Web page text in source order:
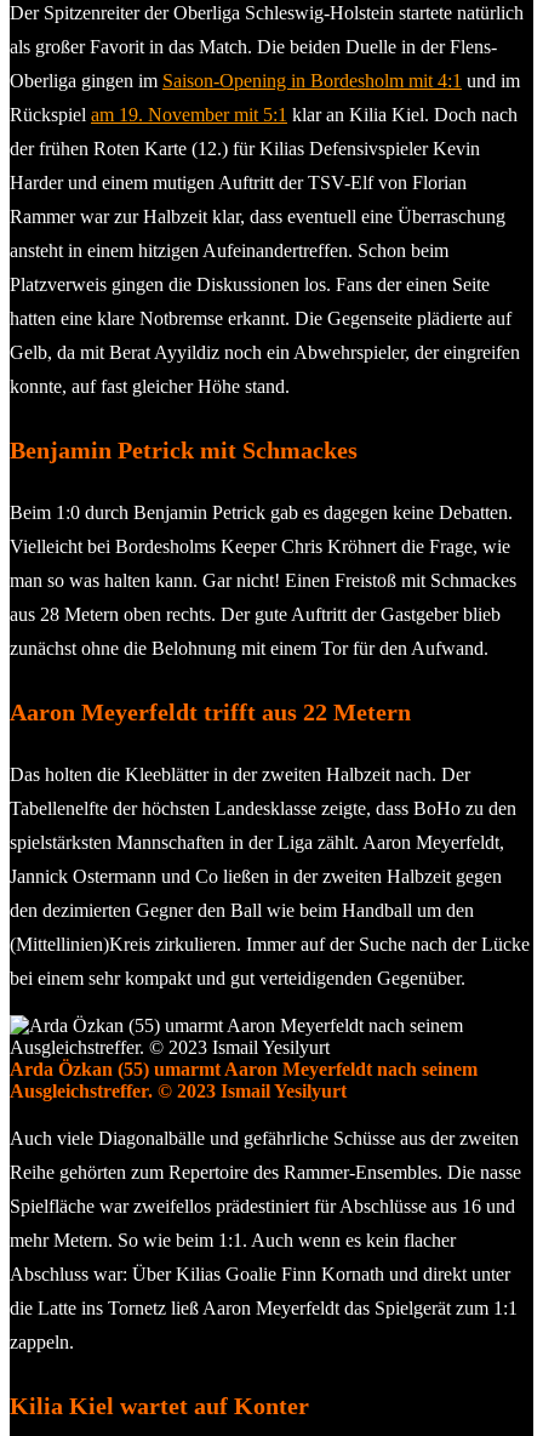
Der Spitzenreiter der Oberliga Schleswig-Holstein startete natürlich
als großer Favorit in das Match. Die beiden Duelle in der Flens-
Oberliga gingen im Saison-Opening in Bordesholm mit 4:1 und im
Rückspiel am 19. November mit 5:1 klar an Kilia Kiel. Doch nach
der frühen Roten Karte (12.) für Kilias Defensivspieler Kevin
Harder und einem mutigen Auftritt der TSV-Elf von Florian
Rammer war zur Halbzeit klar, dass eventuell eine Überraschung
ansteht in einem hitzigen Aufeinandertreffen. Schon beim
Platzverweis gingen die Diskussionen los. Fans der einen Seite
hatten eine klare Notbremse erkannt. Die Gegenseite plädierte auf
Gelb, da mit Berat Ayyildiz noch ein Abwehrspieler, der eingreifen
konnte, auf fast gleicher Höhe stand.
Benjamin Petrick mit Schmackes
Beim 1:0 durch Benjamin Petrick gab es dagegen keine Debatten.
Vielleicht bei Bordesholms Keeper Chris Kröhnert die Frage, wie
man so was halten kann. Gar nicht! Einen Freistoß mit Schmackes
aus 28 Metern oben rechts. Der gute Auftritt der Gastgeber blieb
zunächst ohne die Belohnung mit einem Tor für den Aufwand.
Aaron Meyerfeldt trifft aus 22 Metern
Das holten die Kleeblätter in der zweiten Halbzeit nach. Der
Tabellenelfte der höchsten Landesklasse zeigte, dass BoHo zu den
spielstärksten Mannschaften in der Liga zählt. Aaron Meyerfeldt,
Jannick Ostermann und Co ließen in der zweiten Halbzeit gegen
den dezimierten Gegner den Ball wie beim Handball um den
(Mittellinien)Kreis zirkulieren. Immer auf der Suche nach der Lücke
bei einem sehr kompakt und gut verteidigenden Gegenüber.
Arda Özkan (55) umarmt Aaron Meyerfeldt nach seinem
Ausgleichstreffer. © 2023 Ismail Yesilyurt
Auch viele Diagonalbälle und gefährliche Schüsse aus der zweiten
Reihe gehörten zum Repertoire des Rammer-Ensembles. Die nasse
Spielfläche war zweifellos prädestiniert für Abschlüsse aus 16 und
mehr Metern. So wie beim 1:1. Auch wenn es kein flacher
Abschluss war: Über Kilias Goalie Finn Kornath und direkt unter
die Latte ins Tornetz ließ Aaron Meyerfeldt das Spielgerät zum 1:1
zappeln.
Kilia Kiel wartet auf Konter